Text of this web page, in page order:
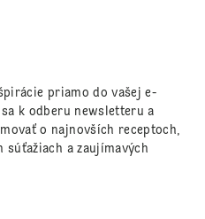
priamo do vašej e-
k odberu newsletteru a
o najnovších receptoch,
súťažiach a zaujímavých